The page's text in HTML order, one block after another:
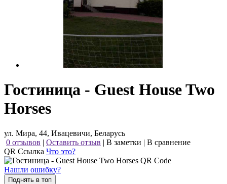
Гостиница - Guest House Two
Horses
ул. Мира, 44, Ивацевичи, Беларусь
0 отзывов | Оставить отзыв | В заметки | В сравнение
QR Ссылка Что это?
Нашли ошибку?
Поднять в топ